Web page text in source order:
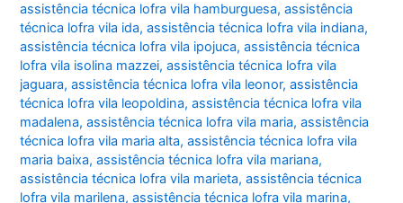
assistência técnica lofra vila hamburguesa,assistência
técnica lofra vila ida,assistência técnica lofra vila indiana,
assistência técnica lofra vila ipojuca,assistência técnica
lofra vila isolina mazzei,assistência técnica lofra vila
jaguara,assistência técnica lofra vila leonor,assistência
técnica lofra vila leopoldina,assistência técnica lofra vila
madalena,assistência técnica lofra vila maria,assistência
técnica lofra vila maria alta,assistência técnica lofra vila
maria baixa,assistência técnica lofra vila mariana,
assistência técnica lofra vila marieta,assistência técnica
lofra vila marilena,assistência técnica lofra vila marina,